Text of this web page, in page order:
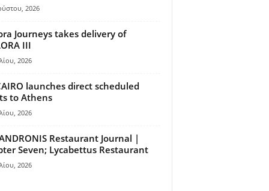
2026
Journeys takes delivery of
III
2026
launches direct scheduled
to Athens
2026
Restaurant Journal |
Seven; Lycabettus Restaurant
2026